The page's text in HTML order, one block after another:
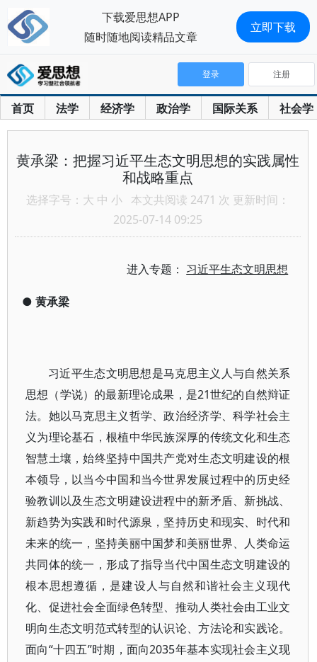
首页 法学 经济学 政治学 国际关系 社会学
登录 注册
黄承梁：把握习近平生态文明思想的实践属性
和战略重点
选择字号： 大 中 小 本文共阅读 2471 次 更新时间：
2025-07-14 09:25
进入专题： 习近平生态文明思想
● 黄承梁
习近平生态文明思想是马克思主义人与自然关系
思想（学说）的最新理论成果，是21世纪的自然辩证
法。她以马克思主义哲学、政治经济学、科学社会主
义为理论基石，根植中华民族深厚的传统文化和生态
智慧土壤，始终坚持中国共产党对生态文明建设的根
本领导，以当今中国和当今世界发展过程中的历史经
验教训以及生态文明建设进程中的新矛盾、新挑战、
新趋势为实践和时代源泉，坚持历史和现实、时代和
未来的统一，坚持美丽中国梦和美丽世界、人类命运
共同体的统一，形成了指导当代中国生态文明建设的
根本思想遵循，是建设人与自然和谐社会主义现代
化、促进社会全面绿色转型、推动人类社会由工业文
明向生态文明范式转型的认识论、方法论和实践论。
面向“十四五”时期，面向2035年基本实现社会主义现
下载爱思想APP
随时随地阅读精品文章
立即下载